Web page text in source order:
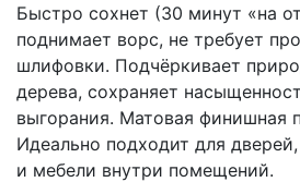
Быстро сохнет (30 минут «на
поднимает ворс, не требует
шлифовки. Подчёркивает
дерева, сохраняет
выгорания. Матовая финишная
Идеально подходит для
и мебели внутри помещений.